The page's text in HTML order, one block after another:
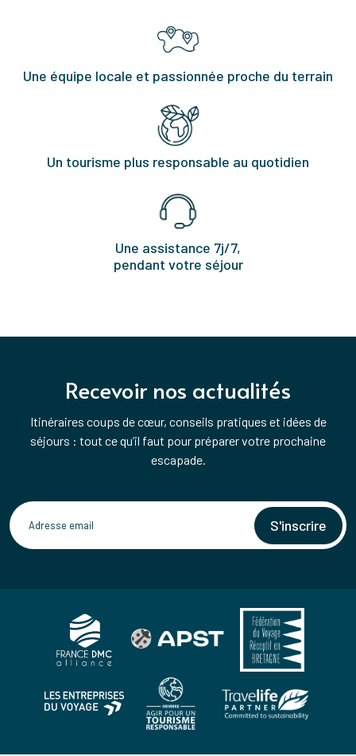
Une équipe locale et passionnée proche du terrain
Un tourisme plus responsable au quotidien
Une assistance 7j/7,
pendant votre séjour
Recevoir nos actualités
Itinéraires coups de cœur, conseils pratiques et idées de
séjours : tout ce qu’il faut pour préparer votre prochaine
escapade.
S'inscrire